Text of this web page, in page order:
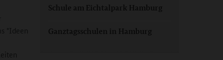
"Ideen
Schule am Eichtalpark Hamburg
Ganztagsschulen in Hamburg